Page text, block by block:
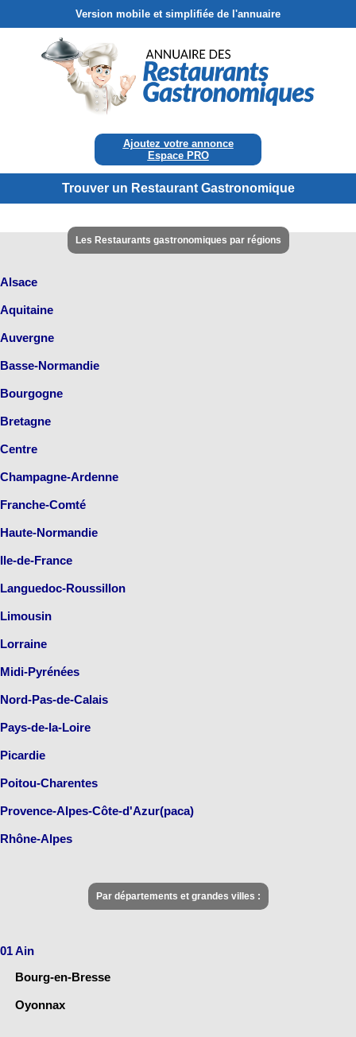
Version mobile et simplifiée de l'annuaire
Ajoutez votre annonce
Espace PRO
Trouver un Restaurant Gastronomique
Les Restaurants gastronomiques par régions
Alsace
Aquitaine
Auvergne
Basse-Normandie
Bourgogne
Bretagne
Centre
Champagne-Ardenne
Franche-Comté
Haute-Normandie
Ile-de-France
Languedoc-Roussillon
Limousin
Lorraine
Midi-Pyrénées
Nord-Pas-de-Calais
Pays-de-la-Loire
Picardie
Poitou-Charentes
Provence-Alpes-Côte-d'Azur(paca)
Rhône-Alpes
Par départements et grandes villes :
01 Ain
Bourg-en-Bresse
Oyonnax